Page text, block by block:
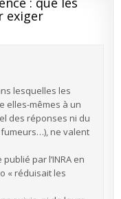
exiger
lesquelles les
elles-mêmes à un
des réponses ni du
ne valent
par l’INRA en
« réduisait les